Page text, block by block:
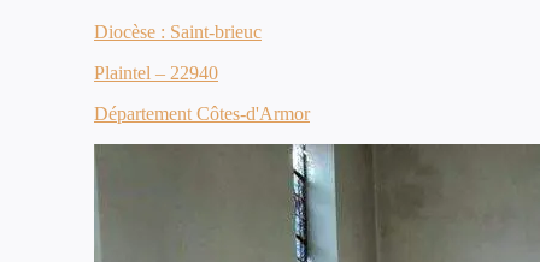
Diocèse : Saint-brieuc
Plaintel – 22940
Département Côtes-d'Armor